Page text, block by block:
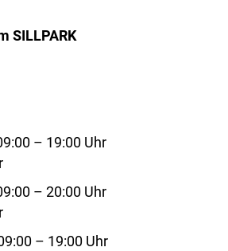
SILLPARK
& Gastro
– 19:00 Uhr
– 20:00 Uhr
– 19:00 Uhr